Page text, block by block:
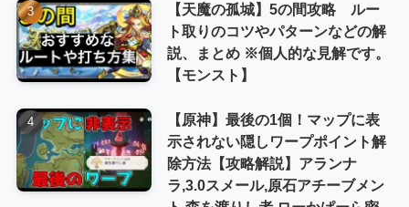
【天魔の孤城】5の間攻略 ルー
ト取りのコツやパターンなどの解
説、まとめ ※個人的な見解です。
【モンスト】
【原神】最後の1個！マップに表
示されない隠しワープポイント解
除方法【攻略解説】アランナ
ラ,3.0スメール,原石アチーブメン